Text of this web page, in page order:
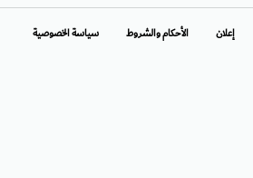
إعلان الأحكام والشروط سياسة الخصوصية